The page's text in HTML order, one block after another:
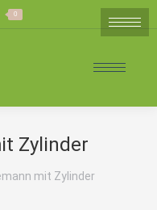
0
Zylinder
mit Zylinder